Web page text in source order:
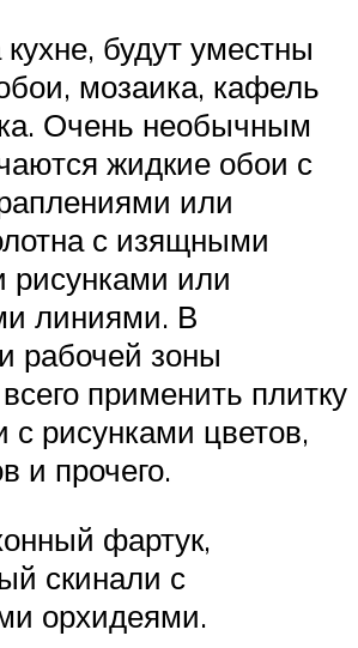
будут уместны
мозаика, кафель
Очень необычным
жидкие обои с
или
с изящными
рисунками или
линиями. В
рабочей зоны
применить плитку
с рисунками цветов,
и прочего.
фартук,
скинали с
орхидеями.